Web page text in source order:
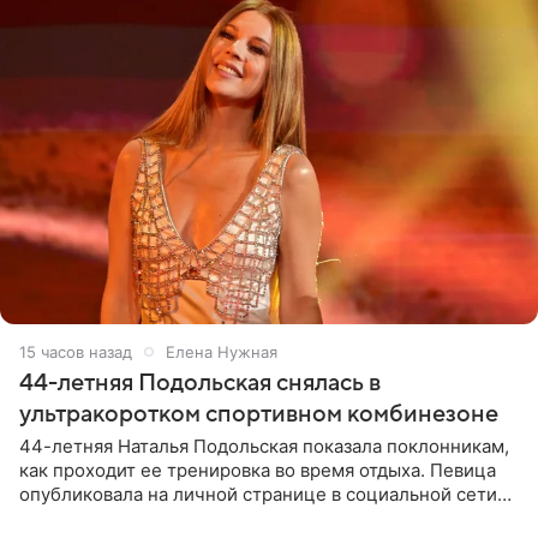
15 часов назад Елена Нужная
44-летняя Подольская снялась в
ультракоротком спортивном комбинезоне
44-летняя Наталья Подольская показала поклонникам,
как проходит ее тренировка во время отдыха. Певица
опубликовала на личной странице в социальной сети